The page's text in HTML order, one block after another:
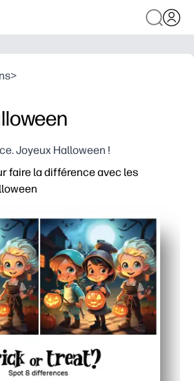
>
Joyeux Halloween !
faire la différence avec les